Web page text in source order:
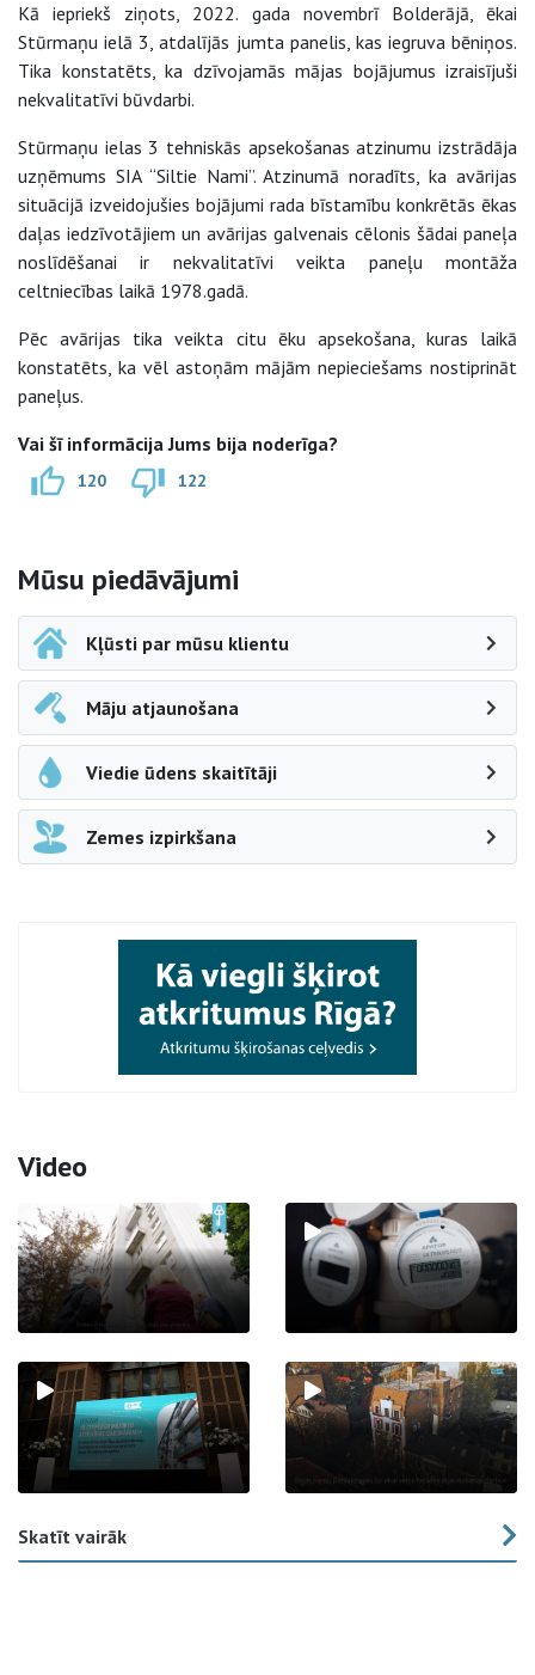
Kā iepriekš ziņots, 2022. gada novembrī Bolderājā, ēkai
Stūrmaņu ielā 3, atdalījās jumta panelis, kas iegruva bēniņos.
Tika konstatēts, ka dzīvojamās mājas bojājumus izraisījuši
nekvalitatīvi būvdarbi.
Stūrmaņu ielas 3 tehniskās apsekošanas atzinumu izstrādāja
uzņēmums SIA “Siltie Nami”. Atzinumā noradīts, ka avārijas
situācijā izveidojušies bojājumi rada bīstamību konkrētās ēkas
daļas iedzīvotājiem un avārijas galvenais cēlonis šādai paneļa
noslīdēšanai ir nekvalitatīvi veikta paneļu montāža
celtniecības laikā 1978.gadā.
Pēc avārijas tika veikta citu ēku apsekošana, kuras laikā
konstatēts, ka vēl astoņām mājām nepieciešams nostiprināt
paneļus.
Vai šī informācija Jums bija noderīga?
120 122
Sāna navigācija
Mūsu piedāvājumi
Kļūsti par mūsu klientu
Māju atjaunošana
Viedie ūdens skaitītāji
Zemes izpirkšana
Video
Skatīt vairāk